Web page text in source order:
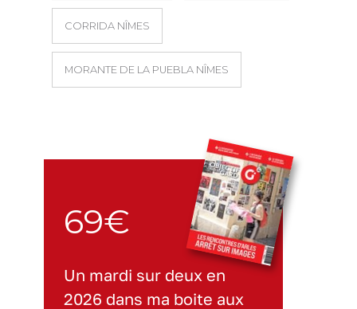
CORRIDA NÎMES
MORANTE DE LA PUEBLA NÎMES
69€
Un mardi sur deux en
2026 dans ma boite aux